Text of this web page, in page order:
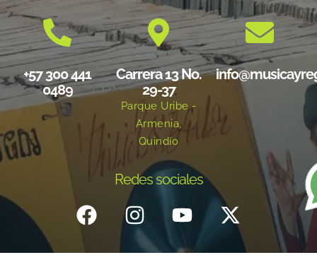
+57 300 441
0489
Carrera 13 No.
29-37
Parque Uribe -
Armenia,
Quindío
Redes sociales